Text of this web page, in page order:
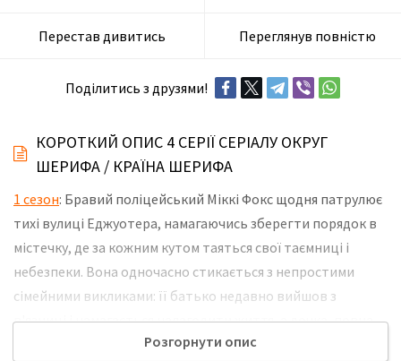
Перестав дивитись Переглянув повністю
Поділитись з друзями!
КОРОТКИЙ ОПИС 4 СЕРІЇ СЕРІАЛУ ОКРУГ
ШЕРИФА / КРАЇНА ШЕРИФА
1 сезон: Бравий поліцейський Міккі Фокс щодня патрулює
тихі вулиці Еджуотера, намагаючись зберегти порядок в
містечку, де за кожним кутом таяться свої таємниці і
небезпеки. Вона одночасно стикається з непростими
сімейними викликами: її батько недавно вийшов з
в'язниці і намагається налагодити життя, а дочка, повна
бунтарського духу, виявляється втягнута в загадкову
Розгорнути опис